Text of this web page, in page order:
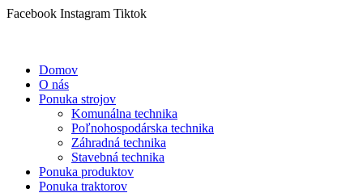
Preskočiť
Facebook Instagram Tiktok
Domov
O nás
Ponuka strojov
Komunálna technika
Poľnohospodárska technika
Záhradná technika
Stavebná technika
Ponuka produktov
Ponuka traktorov